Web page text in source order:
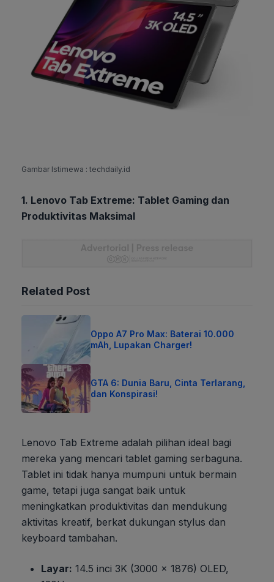
Gambar Istimewa : techdaily.id
1. Lenovo Tab Extreme: Tablet Gaming dan
Produktivitas Maksimal
Related Post
Oppo A7 Pro Max: Baterai 10.000
mAh, Lupakan Charger!
GTA 6: Dunia Baru, Cinta Terlarang,
dan Konspirasi!
Lenovo Tab Extreme adalah pilihan ideal bagi
mereka yang mencari tablet gaming serbaguna.
Tablet ini tidak hanya mumpuni untuk bermain
game, tetapi juga sangat baik untuk
meningkatkan produktivitas dan mendukung
aktivitas kreatif, berkat dukungan stylus dan
keyboard tambahan.
Layar: 14.5 inci 3K (3000 x 1876) OLED,